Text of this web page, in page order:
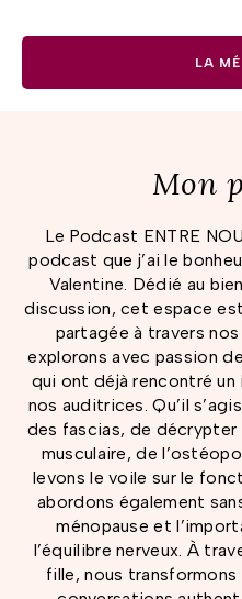
LA
Mon
Le Podcast ENTRE
podcast que j’ai le
Valentine. Dédié au
discussion, cet espace
partagée à travers
explorons avec passion
qui ont déjà rencontré un
nos auditrices. Qu’il
des fascias, de décrypter
musculaire, de l’
levons le voile sur le
abordons également
ménopause et
l’équilibre nerveux. À
fille, nous